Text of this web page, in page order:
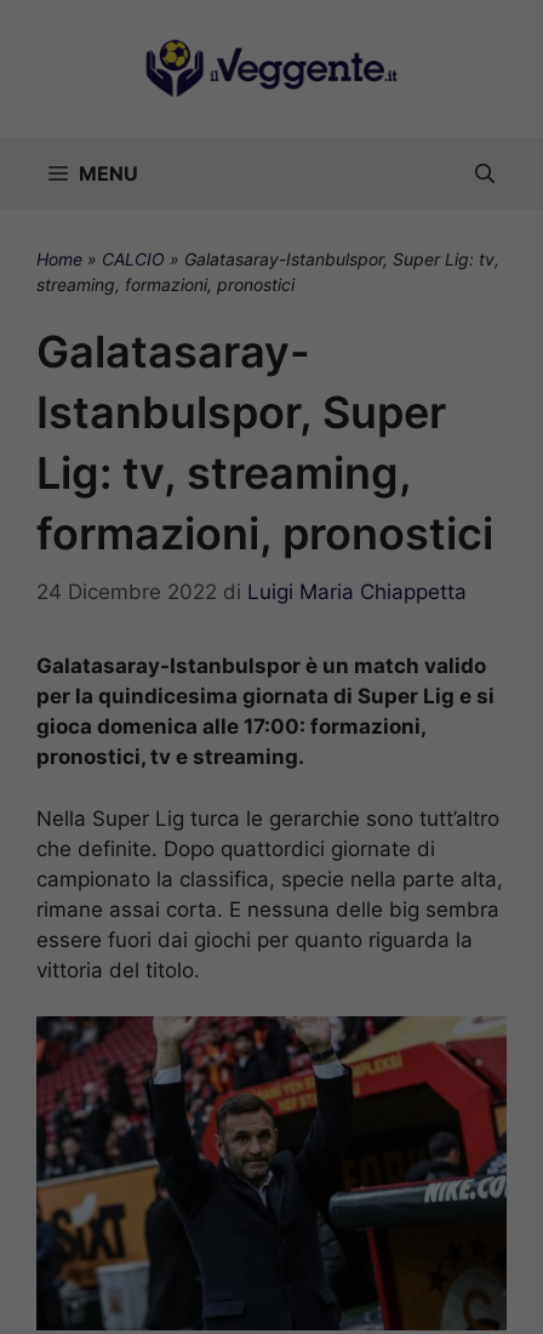
MENU
Home » CALCIO » Galatasaray-Istanbulspor, Super Lig: tv,
streaming, formazioni, pronostici
Galatasaray-
Istanbulspor, Super
Lig: tv, streaming,
formazioni, pronostici
24 Dicembre 2022 di Luigi Maria Chiappetta
Galatasaray-Istanbulspor è un match valido
per la quindicesima giornata di Super Lig e si
gioca domenica alle 17:00: formazioni,
pronostici, tv e streaming.
Nella Super Lig turca le gerarchie sono tutt’altro
che definite. Dopo quattordici giornate di
campionato la classifica, specie nella parte alta,
rimane assai corta. E nessuna delle big sembra
essere fuori dai giochi per quanto riguarda la
vittoria del titolo.